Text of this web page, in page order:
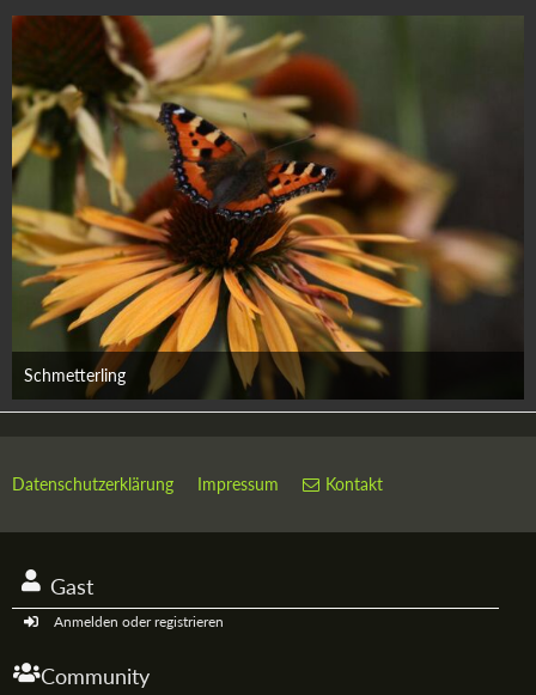
Schmetterling
9. September 2017
Datenschutzerklärung Impressum Kontakt
Gast
Anmelden oder registrieren
Community